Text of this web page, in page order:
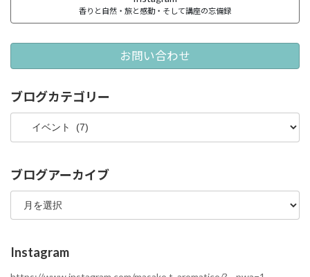
香りと自然・旅と感動・そして講座の忘備録
お問い合わせ
ブログカテゴリー
ブ
グ
テ
ゴ
リ
ブログアーカイブ
ブ
グ
ー
カ
イ
Instagram